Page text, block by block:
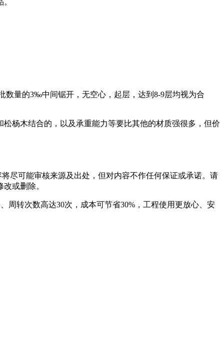
数量的3‰中间锯开，无空心，起层，达到8-9层均视为合
杨木结合的，以及承重能力等要比其他的材质强很多，但价
尽可能审核来源及出处，但对内容不作任何保证或承诺。请
或删除。
周转次数高达30次，成本可节省30%，工程使用更放心、安